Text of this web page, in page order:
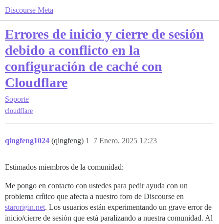
Discourse Meta
Errores de inicio y cierre de sesión
debido a conflicto en la
configuración de caché con
Cloudflare
Soporte
cloudflare
qingfeng1024 (qingfeng) 7 Enero, 2025 12:23
1
Estimados miembros de la comunidad:
Me pongo en contacto con ustedes para pedir ayuda con un
problema crítico que afecta a nuestro foro de Discourse en
starorigin.net. Los usuarios están experimentando un grave error de
inicio/cierre de sesión que está paralizando a nuestra comunidad. Al